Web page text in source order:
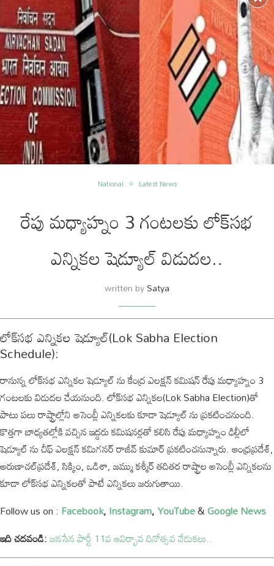
National Latest News
రేపు మధ్యాహ్నం 3 గంటలకు లోక్‌సభ
ఎన్నికల షెడ్యూల్ విడుదల..
written bySatya
లోక్‌సభ ఎన్నికల షెడ్యూల్(Lok Sabha Election
Schedule):
రానున్న లోక్‌సభ ఎన్నికల షెడ్యూల్ ను కేంద్ర ఎలక్షన్ కమిషన్ రేపు మధ్యాహ్నం 3
గంటలకు విడుదల చేయనుంది. లోక్‌సభ ఎన్నికల(Lok Sabha Election)తో
పాటు పలు రాష్ట్రాల్లోని అసెంబ్లీ ఎన్నికలకు కూడా షెడ్యూల్ ను ప్రకటించనుంది.
కొత్తగా బాధ్యతల్లోకి వచ్చిన ఇద్దరు కమిషనర్లతో కలిసి రేపు మధ్యాహ్నం ఢిల్లీలో
షెడ్యూల్ ను చీఫ్ ఎలక్షన్ కమిగనర్ రాజీవ్ కుమార్ ప్రకటించనున్నారు. ఆంధ్రప్రదేశ్,
అరుణాచల్‌ప్రదేశ్, సిక్కిం, ఒడిశా, జమ్ము కశ్మీర్ తదితర రాష్ట్రాల అసెంబ్లీ ఎన్నికలను
కూడా లోక్‌సభ ఎన్నికలతో పాటే ఎన్నికలు జరుగుతాయి.
Follow us on : Facebook,Instagram,YouTube&Google News
ఇది చదవండి:జనసేన పార్టీ 11వ ఆవిర్భావ దినోత్సవ వేడుకలు..